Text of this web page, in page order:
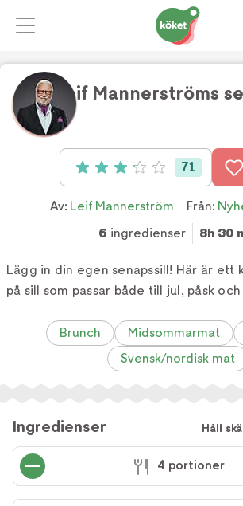
Leif Mannerströms
Betyg: 3.1 av 5 (71 röster)
71
Av: Leif Mannerström Från:
6 ingredienser 8h 30
Lägg in din egen senapssill! Här är ett
på sill som passar både till jul, påsk
Brunch Midsommarmat
Svensk/nordisk mat
Ingredienser Håll
4 portioner